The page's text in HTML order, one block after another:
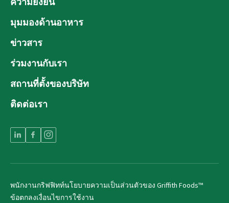
มุมมองด้านอาหาร
ข่าวสาร
ร่วมงานกับเรา
สถานที่ตั้งของบริษัท
ติดต่อเรา
พนักงานกริฟฟิทท์นโยบายความเป็นส่วนตัวของ Griffith Foods™
ข้อตกลงเงื่อนไขการใช้งาน